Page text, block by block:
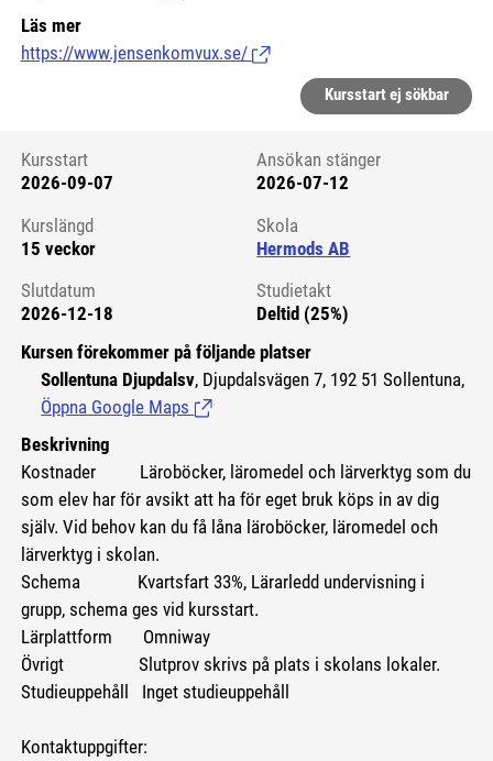
Läs mer
https://www.jensenkomvux.se/ (Länk till extern sida.)
Kursstart ej sökbar
Kursstart 6175010
Kursstart
2026-09-07
Ansökan stänger
2026-07-12
Kurslängd
15 veckor
Skola
Hermods AB
Slutdatum
2026-12-18
Studietakt
Deltid (25%)
Kursen förekommer på följande platser
Sollentuna Djupdalsv, Djupdalsvägen 7, 192 51 Sollentuna,
Öppna Google Maps (Länk till extern sida.)
Beskrivning
Kostnader
Läroböcker, läromedel och lärverktyg som du
som elev har för avsikt att ha för eget bruk köps in av dig
själv. Vid behov kan du få låna läroböcker, läromedel och
lärverktyg i skolan.
Schema Kvartsfart 33%, Lärarledd undervisning i
grupp, schema ges vid kursstart.
Lärplattform Omniway
Övrigt Slutprov skrivs på plats i skolans lokaler.
Studieuppehåll Inget studieuppehåll
Kontaktuppgifter: